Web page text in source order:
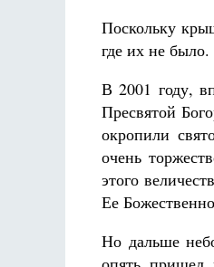
Поскольку
где их не
В 2001 году,
Пресвятой
окропили
очень
этого
Ее
Но дальше